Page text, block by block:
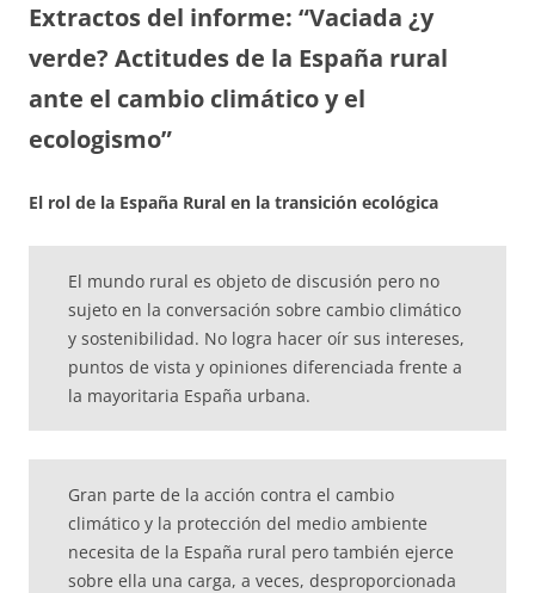
Extractos del informe: “Vaciada ¿y
verde? Actitudes de la España rural
ante el cambio climático y el
ecologismo”
El rol de la España Rural en la transición ecológica
El mundo rural es objeto de discusión pero no
sujeto en la conversación sobre cambio climático
y sostenibilidad. No logra hacer oír sus intereses,
puntos de vista y opiniones diferenciada frente a
la mayoritaria España urbana.
Gran parte de la acción contra el cambio
climático y la protección del medio ambiente
necesita de la España rural pero también ejerce
sobre ella una carga, a veces, desproporcionada